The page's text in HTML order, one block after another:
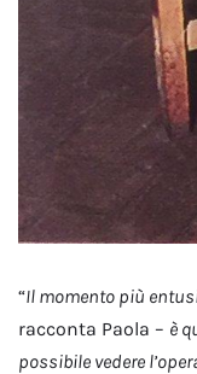
“Il momento più
racconta Paola – è
possibile vedere